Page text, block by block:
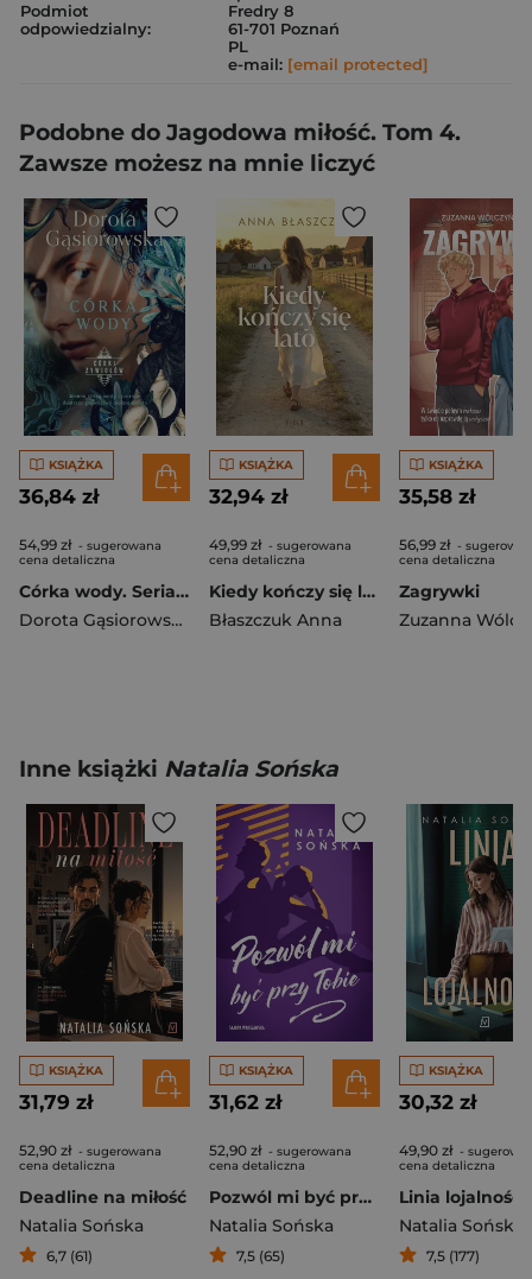
Podmiot
odpowiedzialny:
Fredry 8
61-701 Poznań
PL
e-mail: [email protected]
Podobne do Jagodowa miłość. Tom 4.
Zawsze możesz na mnie liczyć
KSIĄŻKA
36,84 zł
54,99 zł - sugerowana
cena detaliczna
Córka wody. Seria CÓRKI ŻYWIOŁÓW
Dorota Gąsiorowska
KSIĄŻKA
32,94 zł
49,99 zł - sugerowana
cena detaliczna
Kiedy kończy się lato
Błaszczuk Anna
KSIĄŻKA
35,58 zł
56,99 zł -
cena detaliczna
Zagrywki
Inne książki Natalia Sońska
KSIĄŻKA
31,79 zł
52,90 zł - sugerowana
cena detaliczna
Deadline na miłość
Natalia Sońska
6,7 (61)
KSIĄŻKA
31,62 zł
52,90 zł - sugerowana
cena detaliczna
Pozwól mi być przy Tobie
Natalia Sońska
7,5 (65)
KSIĄŻKA
30,32 zł
49,90 zł -
cena detaliczna
Linia lojalności
Natalia Sońska
7,5 (177)